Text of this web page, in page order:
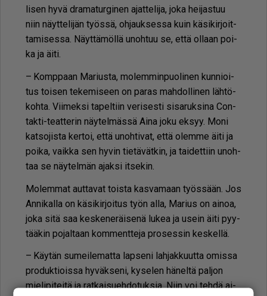
li­sen hyvä dra­ma­tur­gi­nen ajat­te­li­ja, joka hei­jas­tuu
niin näyt­te­li­jän työs­sä, oh­jauk­ses­sa kuin kä­si­kir­joit­
ta­mi­ses­sa. Näyt­tä­möl­lä unoh­tuu se, et­tä ol­laan poi­
ka ja äi­ti.
– Komp­paan Ma­rius­ta, mo­lem­min­puo­li­nen kun­ni­oi­
tus toi­sen te­ke­mi­seen on pa­ras mah­dol­li­nen läh­tö­
koh­ta. Vii­mek­si ta­pel­tiin ve­ri­ses­ti si­sa­ruk­si­na Con­
tak­ti-te­at­te­rin näy­tel­mäs­sä Ai­na joku ek­syy. Moni
kat­so­jis­ta ker­toi, et­tä unoh­ti­vat, et­tä olem­me äi­ti ja
poi­ka, vaik­ka sen hy­vin tie­tä­vät­kin, ja tai­det­tiin unoh­
taa se näy­tel­män ajak­si it­se­kin.
Mo­lem­mat aut­ta­vat tois­ta kas­va­maan työs­sään. Jos
An­ni­kal­la on kä­si­kir­joi­tus työn al­la, Ma­rius on ai­noa,
joka sitä saa kes­ke­ne­räi­se­nä lu­kea ja usein äi­ti pyy­
tää­kin po­jal­taan kom­ment­te­ja pro­ses­sin kes­kel­lä.
– Käy­tän su­mei­le­mat­ta lap­se­ni lah­jak­kuut­ta omis­sa
pro­duk­ti­ois­sa hy­väk­se­ni, ky­se­len hä­nel­tä pal­jon
mie­li­pi­tei­tä ja rat­kai­su­eh­do­tuk­sia. Niin voi teh­dä ai­